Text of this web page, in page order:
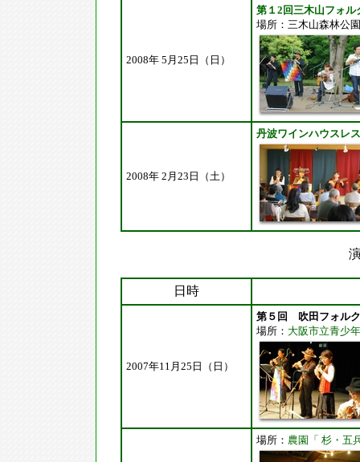
2008年 5月25日（日）
第１2回三木山フォル
場所：三木山森林公
2008年 2月23日（土）
丹波ワインハウスレ
日時
2007年11月25日（日）
第５回 吹田フォル
場所： 大阪市立青少
場所： 農園「 杉・五